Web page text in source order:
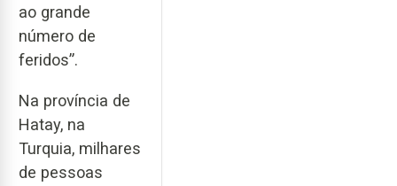
ao grande
número de
feridos”.
Na província de
Hatay, na
Turquia, milhares
de pessoas